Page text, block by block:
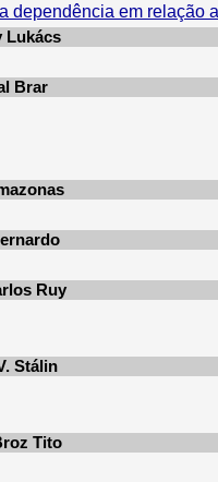
em relação
Lukács
Brar
Ruy
Stálin
Tito